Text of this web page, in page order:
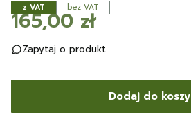
z VAT bez VAT
Cena
165,00 zł
Zapytaj o produkt
Dodaj do